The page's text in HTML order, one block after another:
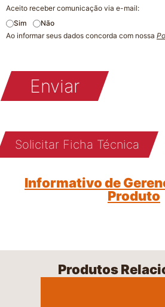
Aceito receber comunicação via e-mail:
Sim
Não
Ao informar seus dados concorda com nossa
Enviar
Solicitar Ficha Técnica
Informativo de
Produto
Produtos